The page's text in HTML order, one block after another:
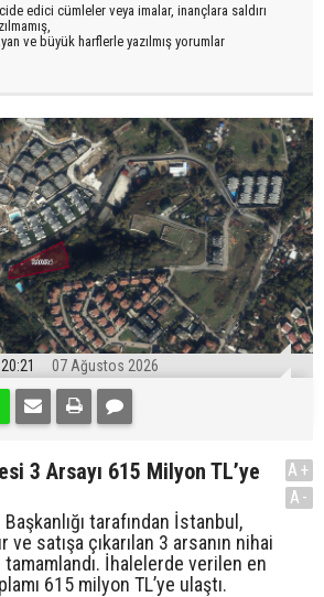
edici cümleler veya imalar, inançlara saldırı
ve büyük harflerle yazılmış yorumlar
20:21 07 Ağustos 2026
3 Arsayı 615 Milyon TL’ye
tarafından İstanbul,
ve satışa çıkarılan 3 arsanın nihai
İhalelerde verilen en
615 milyon TL’ye ulaştı.
A+
A-